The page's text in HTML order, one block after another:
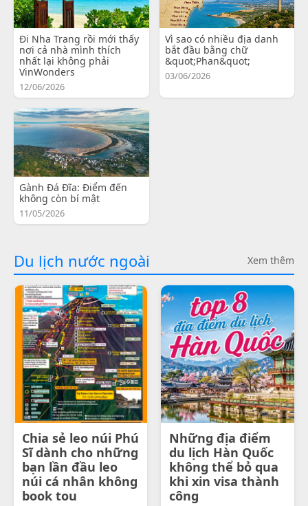
Đi Nha Trang rồi mới thấy
nơi cả nhà mình thích
nhất lại không phải
VinWonders
12/06/2026
Vì sao có nhiều địa danh
bắt đầu bằng chữ
&quot;Phan&quot;
03/06/2026
Gành Đá Đĩa: Điểm đến
không còn bí mật
11/05/2026
Du lịch nước ngoài Xem thêm
Chia sẻ leo núi Phú
Sĩ dành cho những
bạn lần đầu leo
núi cá nhân không
book tou
Những địa điểm
du lịch Hàn Quốc
không thể bỏ qua
khi xin visa thành
công